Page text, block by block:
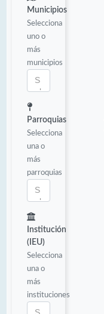
Municipios
Selecciona
uno o
más
municipios
Parroquias
Selecciona
una o
más
parroquias
Institución
(IEU)
Selecciona
una o
más
instituciones